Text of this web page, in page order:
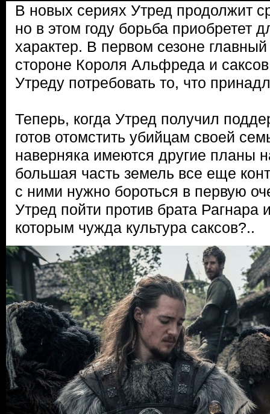
В новых сериях Утред продолжит
но в этом году борьба приобретет
характер. В первом сезоне
стороне Короля Альфреда и
Утреду потребовать то, что
Теперь, когда Утред получил
готов отомстить убийцам своей
наверняка имеются другие планы
большая часть земель все еще
с ними нужно бороться в первую
Утред пойти против брата Рагнара
которым чужда культура саксов?..